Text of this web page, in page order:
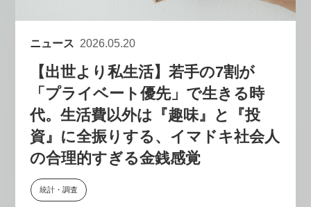
サイトマップ
お問い合わせ
個人情報保護法について
採用情報
数値化する」～投資される事業の
学ぶ資金調達・巻き込みのリアル
2026-06-10
セミナー
【9/30開催】AIで何でもできる時
代に、なぜ「DX人財」というキ
ャリアが求められるのか
2026-08-07
ニュース 2026.05.20
【出世より私生活】若手の7割が
「プライベート優先」で生きる時
代。生活費以外は『趣味』と『投
資』に全振りする、イマドキ社会人
の合理的すぎる金銭感覚
統計・調査